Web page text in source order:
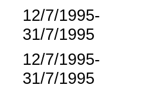
12/7/1995-
31/7/1995
12/7/1995-
31/7/1995